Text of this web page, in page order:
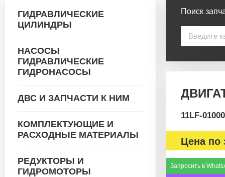
ГИДРАВЛИЧЕСКИЕ
ЦИЛИНДРЫ
НАСОСЫ
ГИДРАВЛИЧЕСКИЕ
ГИДРОНАСОСЫ
ДВС И ЗАПЧАСТИ К НИМ
КОМПЛЕКТУЮЩИЕ И
РАСХОДНЫЕ МАТЕРИАЛЫ
РЕДУКТОРЫ И
ГИДРОМОТОРЫ
Поиск
11LF-01000
Цена по
Запросить в